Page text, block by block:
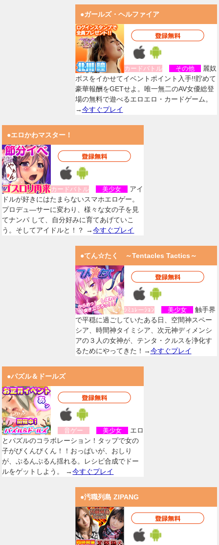
●ガールズ・ヘルファイア
カードバトル その他
麗奴
ボスをイかせてイベントポイント入手!!貯めて
豪華報酬をGETせよ。唯一無二のAV女優総登
場の無料で遊べるエロエロ・カードゲーム。
→今すぐプレイ
●エロかわマスター！
カードバトル 美少女
アイ
ドルが好きにはたまらないスマホエロゲー。
プロデュ―サーに変わり、様々な女の子を見
てナンパ して、自分好みに育てあげていこ
う。そしてアイドルと！？ →今すぐプレイ
●てん☆たく ～Tentacles Tactics～
ｼﾐｭﾚーｼｮﾝ 美少女
触手界
で平穏に過ごしていたある日、空間神スペー
シア、時間神タイミシア、次元神ディメンシ
アの３人の女神が、テンタ・クルスを浄化す
るためにやってきた！→今すぐプレイ
●パズル＆ドールズ
音ゲー 美少女
エロ
とパズルのコラボレーション！タップで女の
子がびくんびくん！！おっぱいが、おしり
が、ぷるんぷるん揺れる。レシピ合成でドー
ルをゲットしよう。 →今すぐプレイ
●汚職列島 ZIPANG